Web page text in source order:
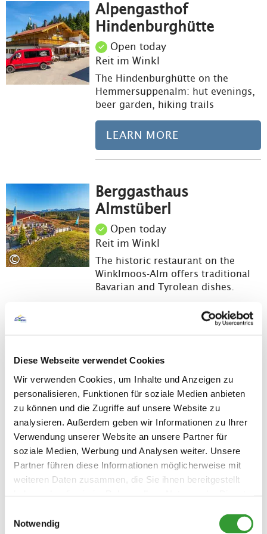
Diese Webseite verwendet Cookies
Wir verwenden Cookies, um Inhalte und Anzeigen zu
personalisieren, Funktionen für soziale Medien anbieten
zu können und die Zugriffe auf unsere Website zu
analysieren. Außerdem geben wir Informationen zu Ihrer
Verwendung unserer Website an unsere Partner für
soziale Medien, Werbung und Analysen weiter. Unsere
Partner führen diese Informationen möglicherweise mit
weiteren Daten zusammen, die Sie ihnen bereitgestellt
Notwendig
Alpengasthof
Hindenburghütte
Open today
Reit im Winkl
The Hindenburghütte on the
Hemmersuppenalm: hut evenings,
beer garden, hiking trails
LEARN MORE
©
Berggasthaus
Almstüberl
Open today
Reit im Winkl
The historic restaurant on the
Winklmoos-Alm offers traditional
Bavarian and Tyrolean dishes.
©
Panorama-Wirtshaus
Dürrnbachhorn
Open today
Reit im Winkl
Take the nostalgic chairlift from
Winklmoos-Alm up to the
restaurant Dürrnbachhorn.
LEARN MORE